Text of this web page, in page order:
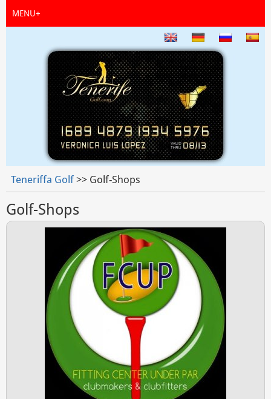
MENU+
Sie sind hier
Teneriffa Golf >> Golf-Shops
Golf-Shops